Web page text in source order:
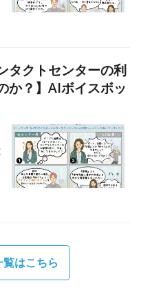
タクトセンターの利
か？】AIボイスボッ
はこちら